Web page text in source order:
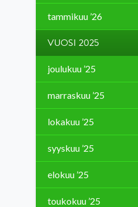
tammikuu ’26
VUOSI 2025
joulukuu ’25
marraskuu ’25
lokakuu ’25
syyskuu ’25
elokuu ’25
toukokuu ’25